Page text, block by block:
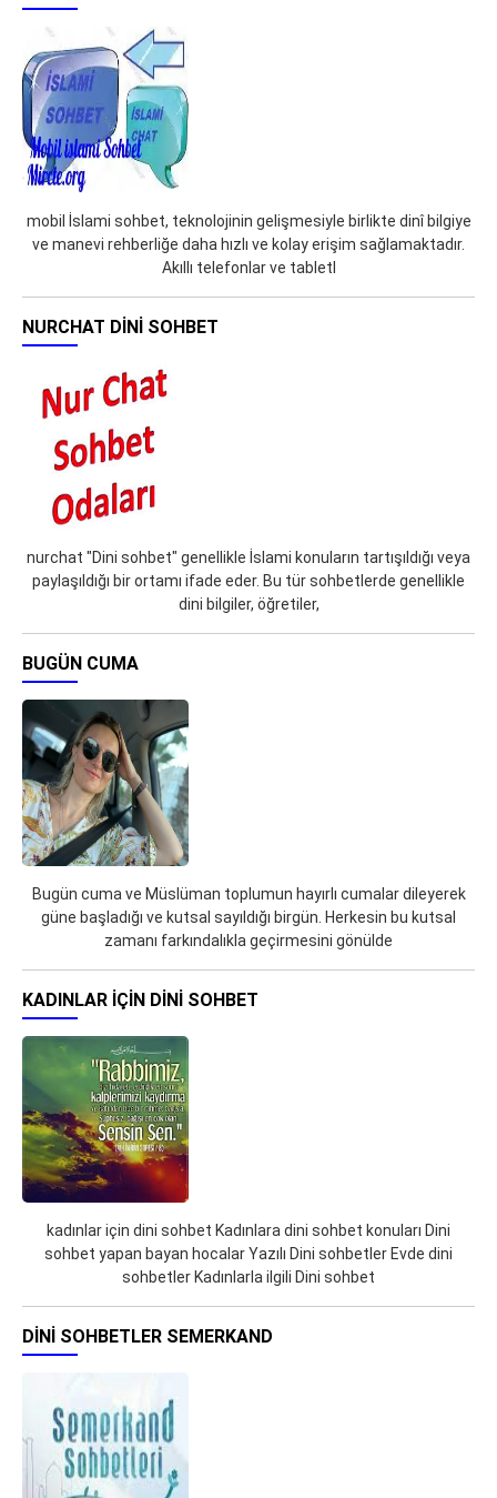
mobil İslami sohbet, teknolojinin gelişmesiyle birlikte dinî bilgiye
ve manevi rehberliğe daha hızlı ve kolay erişim sağlamaktadır.
Akıllı telefonlar ve tabletl
NURCHAT DINI SOHBET
nurchat "Dini sohbet" genellikle İslami konuların tartışıldığı veya
paylaşıldığı bir ortamı ifade eder. Bu tür sohbetlerde genellikle
dini bilgiler, öğretiler,
BUGÜN CUMA
Bugün cuma ve Müslüman toplumun hayırlı cumalar dileyerek
güne başladığı ve kutsal sayıldığı birgün. Herkesin bu kutsal
zamanı farkındalıkla geçirmesini gönülde
KADINLAR IÇIN DINI SOHBET
kadınlar için dini sohbet Kadınlara dini sohbet konuları Dini
sohbet yapan bayan hocalar Yazılı Dini sohbetler Evde dini
sohbetler Kadınlarla ilgili Dini sohbet
DINI SOHBETLER SEMERKAND